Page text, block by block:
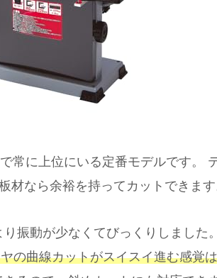
常に上位にいる定番モデルです。
材なら余裕を持ってカットできます
振動が少なくてびっくりしました
の曲線カットがスイスイ進む感覚